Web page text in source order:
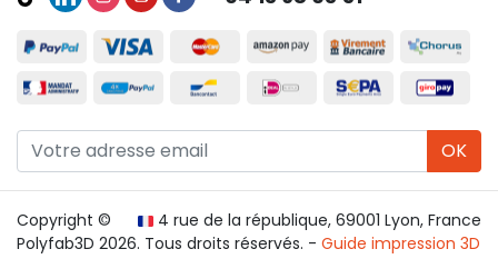
OK
4 rue de la république, 69001 Lyon, France
Copyright ©
Polyfab3D 2026. Tous droits réservés. - Guide impression 3D